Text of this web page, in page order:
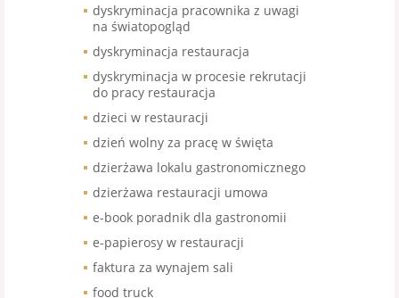
dyskryminacja pracownika z uwagi
na światopogląd
dyskryminacja restauracja
dyskryminacja w procesie rekrutacji
do pracy restauracja
dzieci w restauracji
dzień wolny za pracę w święta
dzierżawa lokalu gastronomicznego
dzierżawa restauracji umowa
e-book poradnik dla gastronomii
e-papierosy w restauracji
faktura za wynajem sali
food truck